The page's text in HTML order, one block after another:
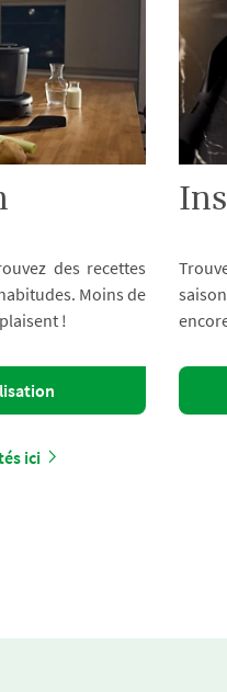
des recettes
Moins de
!
ici